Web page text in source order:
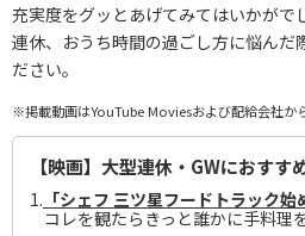
充実度をグッとあげてみてはいかがで
連休、おうち時間の過ごし方に悩んだ
ださい。
※掲載動画はYouTube Moviesおよび配給会社か
【映画】大型連休・GWにおす
1. 「シェフ 三ツ星フードトラック始
コレを観たらきっと誰かに手料理